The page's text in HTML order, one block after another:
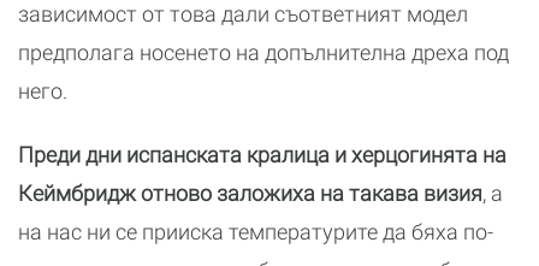
зависимост от това дали съответният модел
предполага носенето на допълнителна дреха под
него.
Преди дни испанската кралица и херцогинята на
Кеймбридж отново заложиха на такава визия, а
на нас ни се прииска температурите да бяха по-